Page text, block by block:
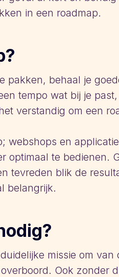
in een roadmap.
pakken, behaal je
tempo wat bij je
verstandig om een
webshops en
optimaal te bedienen.
tevreden blik de
belangrijk.
missie om
Ook zonder